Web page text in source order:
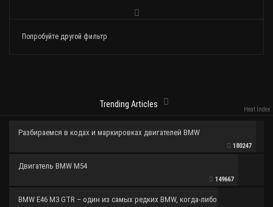
Попробуйте другой фильтр
Trending Articles
Heat Index
Разбираемся в кодах и маркировках двигателей BMW
180247
Двигатель BMW M54
149667
BMW E46 M3 GTR – один из самых редких BMW, когда-либо